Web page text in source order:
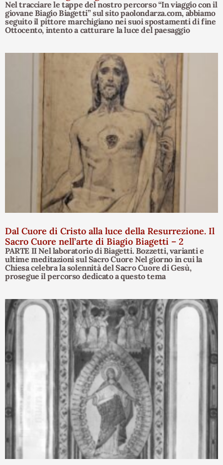
Nel tracciare le tappe del nostro percorso “In viaggio con il
giovane Biagio Biagetti” sul sito paolondarza.com, abbiamo
seguito il pittore marchigiano nei suoi spostamenti di fine
Ottocento, intento a catturare la luce del paesaggio
Dal Cuore di Cristo alla luce della Resurrezione. Il
Sacro Cuore nell’arte di Biagio Biagetti – 2
PARTE II Nel laboratorio di Biagetti. Bozzetti, varianti e
ultime meditazioni sul Sacro Cuore Nel giorno in cui la
Chiesa celebra la solennità del Sacro Cuore di Gesù,
prosegue il percorso dedicato a questo tema